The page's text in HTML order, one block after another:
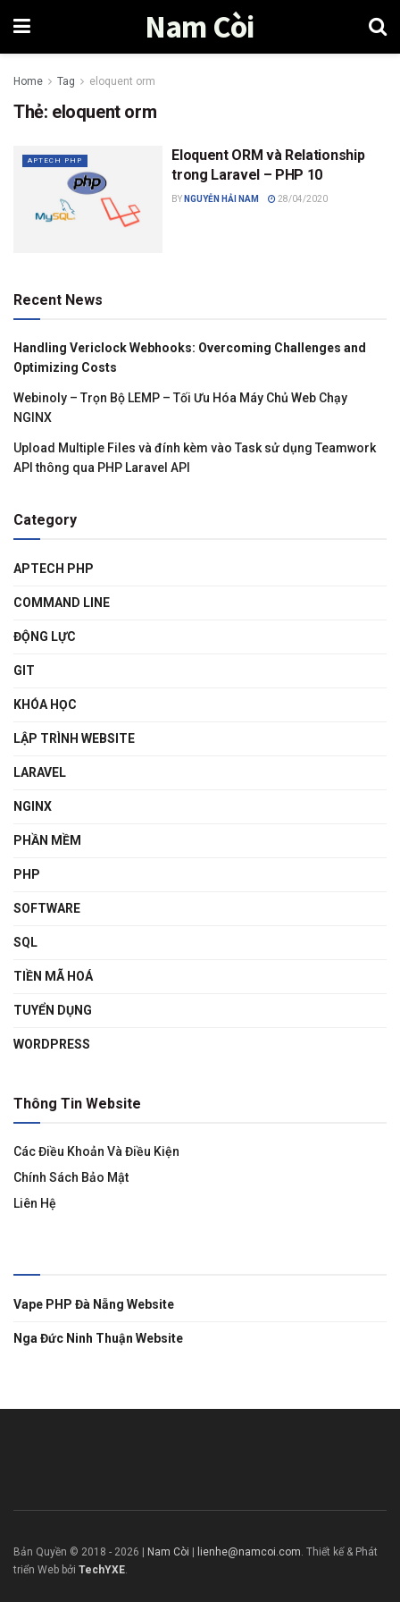
Nam Còi
Home Tag eloquent orm
Thẻ: eloquent orm
APTECH PHP
Eloquent ORM và Relationship
trong Laravel – PHP 10
BY NGUYỄN HẢI NAM 28/04/2020
Recent News
Handling Vericlock Webhooks: Overcoming Challenges and
Optimizing Costs
Webinoly – Trọn Bộ LEMP – Tối Ưu Hóa Máy Chủ Web Chạy
NGINX
Upload Multiple Files và đính kèm vào Task sử dụng Teamwork
API thông qua PHP Laravel API
Category
APTECH PHP
COMMAND LINE
ĐỘNG LỰC
GIT
KHÓA HỌC
LẬP TRÌNH WEBSITE
LARAVEL
NGINX
PHẦN MỀM
PHP
SOFTWARE
SQL
TIỀN MÃ HOÁ
TUYỂN DỤNG
WORDPRESS
Thông Tin Website
Các Điều Khoản Và Điều Kiện
Chính Sách Bảo Mật
Liên Hệ
Vape PHP Đà Nẵng Website
Nga Đức Ninh Thuận Website
Bản Quyền © 2018 - 2026 | Nam Còi | lienhe@namcoi.com . Thiết kế & Phát
triển Web bởi TechYXE